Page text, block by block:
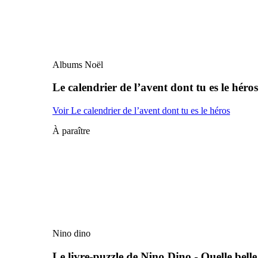
Albums Noël
Le calendrier de l’avent dont tu es le héros
Voir Le calendrier de l’avent dont tu es le héros
À paraître
Nino dino